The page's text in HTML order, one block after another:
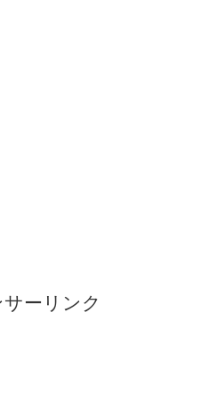
ーリンク